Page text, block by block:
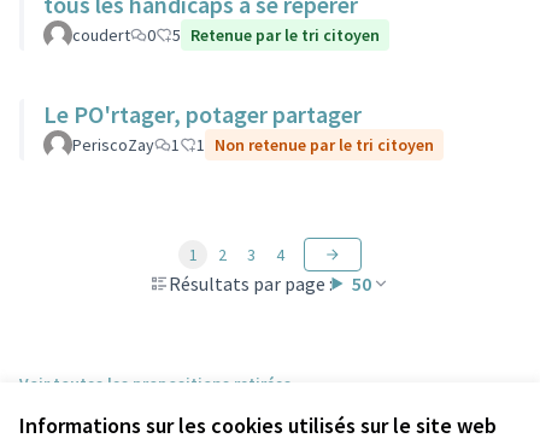
Informations sur les cookies utilisés sur le site web
coudert 0 5 Retenue par le tri citoyen
Le PO'rtager, potager partager
PeriscoZay 1 1 Non retenue par le tri citoyen
Résultats par page : 50
1 2 3 4
Voir toutes les propositions retirées